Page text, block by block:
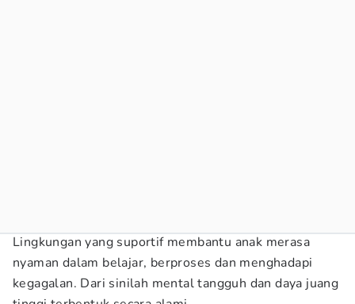
Lingkungan yang suportif membantu anak merasa
nyaman dalam belajar, berproses dan menghadapi
kegagalan. Dari sinilah mental tangguh dan daya juang